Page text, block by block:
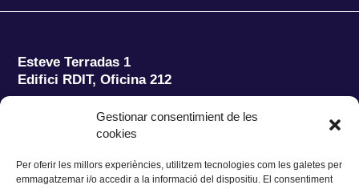
Gestionar consentimient de les
cookies
Per oferir les millors experiències, utilitzem tecnologies com les galetes per
emmagatzemar i/o accedir a la informació del dispositiu. El consentiment
Esteve Terradas 1
Edifici RDIT, Oficina 212
Parc Mediterrani de la Tecnologia (PMT)
del Baix Llobregat – UPC
Tel.:+34 93 280 2088